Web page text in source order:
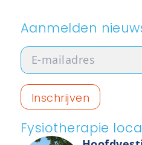
Aanmelden
Fysiotherapie